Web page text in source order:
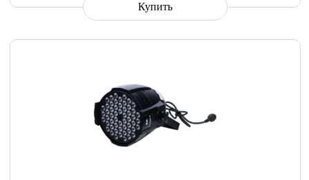
Купить